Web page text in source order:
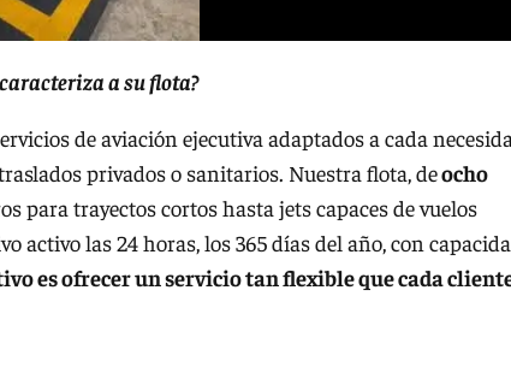
a su flota?
de aviación ejecutiva adaptados a cada
privados o sanitarios. Nuestra flota, deocho
para trayectos cortos hasta jets capaces de vuelos
activo las 24 horas, los 365 días del año, con
es ofrecer un servicio tan flexible que cada